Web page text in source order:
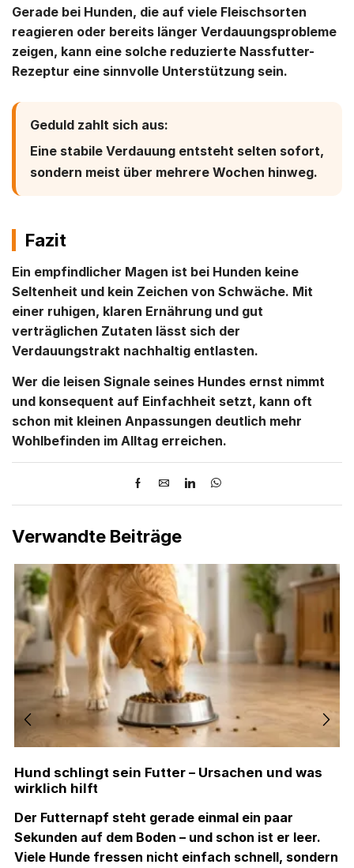
Gerade bei Hunden, die auf viele Fleischsorten
reagieren oder bereits länger Verdauungsprobleme
zeigen, kann eine solche reduzierte Nassfutter-
Rezeptur eine sinnvolle Unterstützung sein.
Geduld zahlt sich aus:
Eine stabile Verdauung entsteht selten sofort,
sondern meist über mehrere Wochen hinweg.
Fazit
Ein empfindlicher Magen ist bei Hunden keine
Seltenheit und kein Zeichen von Schwäche. Mit
einer ruhigen, klaren Ernährung und gut
verträglichen Zutaten lässt sich der
Verdauungstrakt nachhaltig entlasten.
Wer die leisen Signale seines Hundes ernst nimmt
und konsequent auf Einfachheit setzt, kann oft
schon mit kleinen Anpassungen deutlich mehr
Wohlbefinden im Alltag erreichen.
Verwandte Beiträge
Hund schlingt sein Futter – Ursachen und was
wirklich hilft
Der Futternapf steht gerade einmal ein paar
Sekunden auf dem Boden – und schon ist er leer.
Viele Hunde fressen nicht einfach schnell, sondern